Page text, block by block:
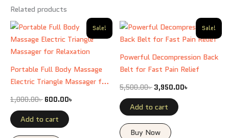
Related products
Sale!
Portable Full Body Massage
Electric Triangle Massager for
1,000.00৳
Original
was:
1,000.00৳ .
600.00৳
Current
price
is:
600.00৳ .
Add to cart
Sale!
Powerful Decompression Back
Belt for Fast Pain Relief
5,500.00৳
Original
was:
3,950.00৳
Current
price
is:
Add to cart
Buy Now